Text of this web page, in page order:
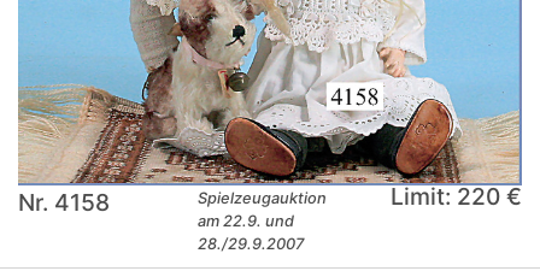
Nr. 4158
Spielzeugauktion
am 22.9. und
28./29.9.2007
Limit: 220 €